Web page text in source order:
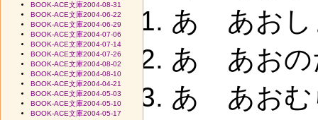
あ あおし
あ あおの
あ あおむ
BOOK-ACE文庫2004-08-31
BOOK-ACE文庫2004-06-22
BOOK-ACE文庫2004-06-29
BOOK-ACE文庫2004-07-06
BOOK-ACE文庫2004-07-14
BOOK-ACE文庫2004-07-26
BOOK-ACE文庫2004-08-02
BOOK-ACE文庫2004-08-10
BOOK-ACE文庫2004-04-21
BOOK-ACE文庫2004-05-03
BOOK-ACE文庫2004-05-10
BOOK-ACE文庫2004-05-17